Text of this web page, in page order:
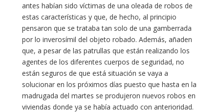
antes habían sido víctimas de una oleada de robos de
estas características y que, de hecho, al principio
pensaron que se trataba tan solo de una gamberrada
por lo inverosímil del objeto robado. Además, añaden
que, a pesar de las patrullas que están realizando los
agentes de los diferentes cuerpos de seguridad, no
están seguros de que está situación se vaya a
solucionar en los próximos días puesto que hasta en la
madrugada del martes se produjeron nuevos robos en
viviendas donde ya se había actuado con anterioridad.